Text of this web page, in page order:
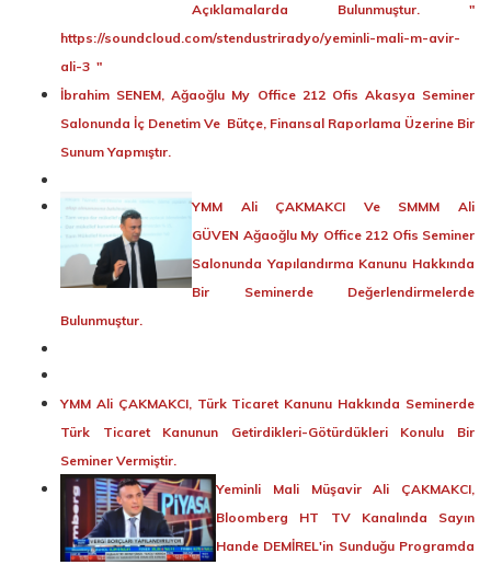
Açıklamalarda Bulunmuştur. "
https://soundcloud.com/stendustriradyo/yeminli-mali-m-avir-
ali-3 "
İbrahim SENEM, Ağaoğlu My Office 212 Ofis Akasya Seminer
Salonunda İç Denetim Ve Bütçe, Finansal Raporlama Üzerine Bir
Sunum Yapmıştır.
YMM Ali ÇAKMAKCI Ve SMMM Ali
GÜVEN Ağaoğlu My Office 212 Ofis Seminer
Salonunda Yapılandırma Kanunu Hakkında
Bir Seminerde Değerlendirmelerde
Bulunmuştur.
YMM Ali ÇAKMAKCI, Türk Ticaret Kanunu Hakkında Seminerde
Türk Ticaret Kanunun Getirdikleri-Götürdükleri Konulu Bir
Seminer Vermiştir.
Yeminli Mali Müşavir Ali ÇAKMAKCI,
Bloomberg HT TV Kanalında Sayın
Hande DEMİREL'in Sunduğu Programda